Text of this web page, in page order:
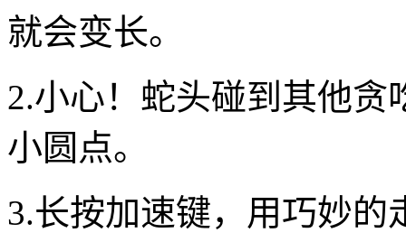
就会变长。
2.小心！蛇头碰到其他
小圆点。
3.长按加速键，用巧妙